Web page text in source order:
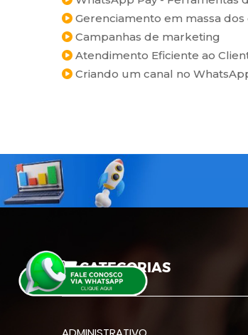
Gerenciamento em massa dos
Campanhas de marketing
Atendimento Eficiente ao
Criando um canal no
CATEGORIAS